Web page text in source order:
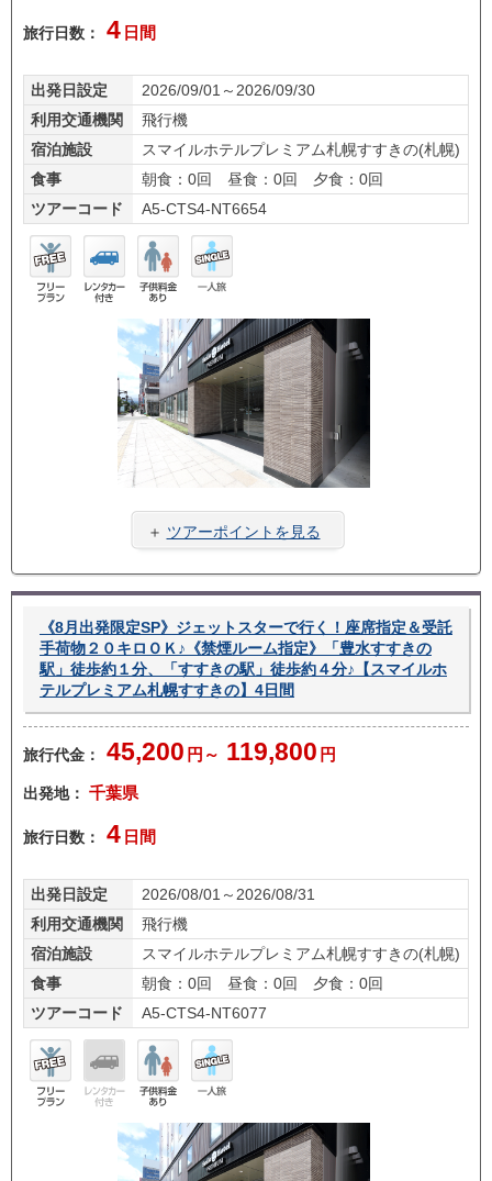
旅行日数： 4 日間
出発日設定
2026/09/01～2026/09/30
利用交通機関
飛行機
宿泊施設
スマイルホテルプレミアム札幌すすきの(札幌)
食事
朝食：0回 昼食：0回 夕食：0回
ツアーコード
A5-CTS4-NT6654
料金
あり
旅
＋ ツアーポイントを見る
《8月出発限定SP》ジェットスターで行く！座席指定＆受託
手荷物２０キロＯＫ♪《禁煙ルーム指定》「豊水すすきの
駅」徒歩約１分、「すすきの駅」徒歩約４分♪【スマイルホ
テルプレミアム札幌すすきの】4日間
旅行代金： 45,200 円～ 119,800 円
出発地： 千葉県
旅行日数： 4 日間
出発日設定
2026/08/01～2026/08/31
利用交通機関
飛行機
宿泊施設
スマイルホテルプレミアム札幌すすきの(札幌)
食事
朝食：0回 昼食：0回 夕食：0回
ツアーコード
A5-CTS4-NT6077
料金
あり
旅